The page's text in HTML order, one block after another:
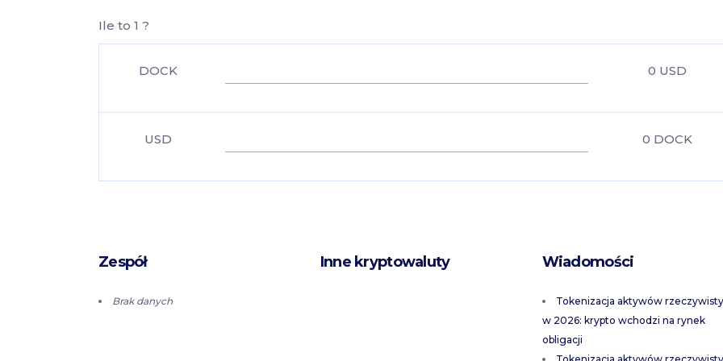
Ile to 1 ?
DOCK 0 USD
USD 0 DOCK
Zespół
Brak danych
Inne kryptowaluty Wiadomości
Tokenizacja aktywów
w 2026: krypto wchodzi na rynek
obligacji